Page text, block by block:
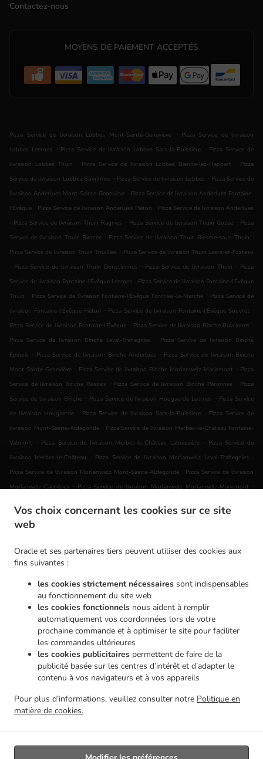
Vos choix concernant les cookies sur ce site
web
Oracle et ses partenaires tiers peuvent utiliser des cookies aux
fins suivantes :
les cookies strictement nécessaires sont indispensables
au fonctionnement du site web
les cookies fonctionnels nous aident à remplir
automatiquement vos coordonnées lors de votre
prochaine commande et à optimiser le site pour faciliter
les commandes ultérieures
les cookies publicitaires permettent de faire de la
publicité basée sur les centres d’intérêt et d’adapter le
contenu à vos navigateurs et à vos appareils
Pour plus d’informations, veuillez consulter notre Politique en
matière de cookies.
Contactez-nous
MOYENS DE PAIEMENT ACCEPTÉS
Pizza Service de livraison Lobbes Mont-Sainte-Geneviève . Pizza Service de livraison
Lobbes Leernes
. Pizza Service de livraison Lobbes Sars-la-Buissière . Pizza Service de
livraison Lobbes Thuin
. Pizza Service de livraison Lobbes Bienne-lez-Happart . Pizza
Service de livraison Lobbes Buvrinnes . Pizza Service de livraison Lobbes . Pizza Service de
livraison Anderlues Mont-Sainte-Geneviève . Pizza Service de livraison Anderlues Fontaine-
l'Évêque . Pizza Service de livraison Anderlues Piéton . Pizza Service de livraison Anderlues
. Pizza Service de livraison Thuin Ragnies . Pizza Service de livraison Thuin Gozée . Pizza
Service de livraison Thuin Biercée . Pizza Service de livraison Thuin Biesme-sous-Thuin .
Pizza Service de livraison Thuin Thuillies . Pizza Service de livraison Thuin Leers-et-Fosteau
. Pizza Service de livraison Thuin Donstiennes . Pizza Service de livraison Thuin . Pizza
Service de livraison Fontaine-l'Évêque Leernes . Pizza Service de livraison Fontaine-l'Évêque
Thuin . Pizza Service de livraison Fontaine-l'Évêque Forchies-la-Marche . Pizza Service de
livraison Fontaine-l'Évêque Piéton . Pizza Service de livraison Fontaine-l'Évêque Souvret .
Pizza Service de livraison Fontaine-l'Évêque . Pizza Service de livraison Binche Buvrinnes .
Pizza Service de livraison Binche Leval-Trahegnies
. Pizza Service de livraison Binche
Épinois . Pizza Service de livraison Binche Anderlues . Pizza Service de livraison Binche
Mont-Sainte-Geneviève . Pizza Service de livraison Binche Morlanwelz-Mariemont . Pizza
Service de livraison Binche Ressaix . Pizza Service de livraison Binche Péronnes . Pizza
Service de livraison Binche . Pizza Service de livraison Hougaerde Leernes . Pizza Service
de livraison Hougaerde . Pizza Service de livraison Sars-la-Buissière . Pizza Service de
livraison Mont-Sainte-Aldegonde . Pizza Service de livraison Merbes-le-Château Fontaine-
Valmont
. Pizza Service de livraison Merbes-le-Château Labuissière . Pizza Service de
livraison Merbes-le-Château
. Pizza Service de livraison Morlanwelz Leval-Trahegnies
.
Pizza Service de livraison Morlanwelz Mont-Sainte-Aldegonde . Pizza Service de livraison
Morlanwelz Carnières
. Pizza Service de livraison Morlanwelz Morlanwelz-Mariemont
.
Saint-Pierre . Pizza Service de livraison Morlanwelz . Pizza Service de livraison Chapelle-
lez-Herlaimont Carnières
livraison Chapelle-lez-Herlaimont
. Pizza Service de livraison Montigny-le-Tilleul Montignies-le-Tilleul
Pizza Service de livraison Montigny-le-Tilleul
Pizza Service de livraison Buvrinnes
Service de livraison Leval Leval-Trahegnies . Pizza Service de livraison Leval
de livraison Courcelles Souvret . Pizza Service de livraison Courcelles Trazegnies .
Pizza Service de livraison La Louvière
Pizza Service de livraison Erquelinnes Hantes-
. Pizza Service de livraison Erquelinnes . Pizza Service de livraison Haine-Saint-
Pizza Service de livraison Ham-sur-Heure-Nalinnes Marbaix